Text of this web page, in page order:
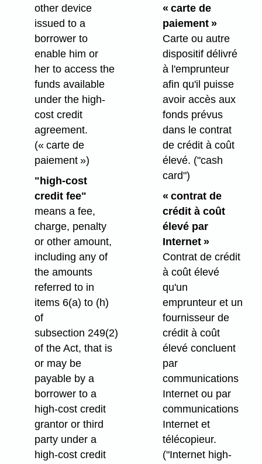
other device
issued to a
borrower to
enable him or
her to access the
funds available
under the high-
cost credit
agreement.
(« carte de
paiement »)
"high-cost
credit fee"
means a fee,
charge, penalty
or other amount,
including any of
the amounts
referred to in
items 6(a) to (h)
of
subsection 249(2)
of the Act, that is
or may be
payable by a
borrower to a
high-cost credit
grantor or third
party under a
high-cost credit
« carte de
paiement »
Carte ou autre
dispositif délivré
à l'emprunteur
afin qu'il puisse
avoir accès aux
fonds prévus
dans le contrat
de crédit à coût
élevé. ("cash
card")
« contrat de
crédit à coût
élevé par
Internet »
Contrat de crédit
à coût élevé
qu'un
emprunteur et un
fournisseur de
crédit à coût
élevé concluent
par
communications
Internet ou par
communications
Internet et
télécopieur.
("Internet high-